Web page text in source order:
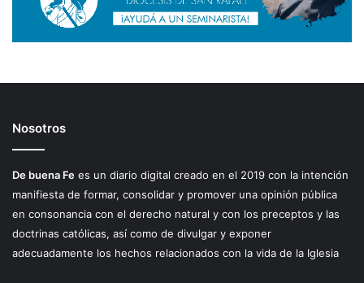
Nosotros
De buena Fe es un diario digital creado en el 2019 con la intención
manifiesta de formar, consolidar y promover una opinión pública
en consonancia con el derecho natural y con los preceptos y las
doctrinas católicas, así como de divulgar y exponer
adecuadamente los hechos relacionados con la vida de la Iglesia